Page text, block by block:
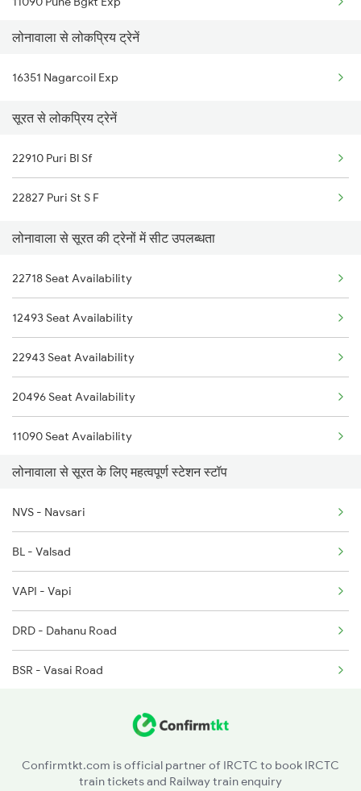
Surat to Mandsaur Trains
लोनावाला से लोकप्रिय ट्रेनें
16351 Nagarcoil Exp
सूरत से लोकप्रिय ट्रेनें
22910 Puri Bl Sf
22827 Puri St S F
लोनावाला से सूरत की ट्रेनों में सीट उपलब्धता
22718 Seat Availability
12493 Seat Availability
22943 Seat Availability
20496 Seat Availability
11090 Seat Availability
लोनावाला से सूरत के लिए महत्वपूर्ण स्टेशन स्टॉप
NVS - Navsari
BL - Valsad
VAPI - Vapi
DRD - Dahanu Road
BSR - Vasai Road
Confirmtkt.com is official partner of IRCTC to book IRCTC
train tickets and Railway train enquiry